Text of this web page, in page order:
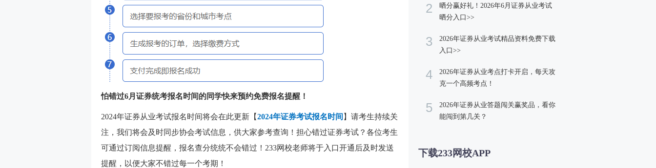
怕错过6月证券统考报名时间的同学快来预约免费报名提醒！
2024年证券从业考试报名时间将会在此更新【2024年证券考试报名时间 】请考生持续关
注，我们将会及时同步协会考试信息，供大家参考查询！担心错过证券考试？各位考生
可通过订阅信息提醒，报名查分统统不会错过！233网校老师将于入口开通后及时发送
提醒，以便大家不错过每一个考期！
2
晒分赢好礼！2026年6月证券从业考试
晒分入口>>
3
2026年证券从业考试精品资料免费下载
入口>>
4
2026年证券从业考点打卡开启，每天攻
克一个高频考点！
5
2026年证券从业答题闯关赢奖品，看你
能闯到第几关？
下载233网校APP